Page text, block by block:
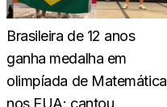
Brasileira de 12 anos
ganha medalha em
olimpíada de Matemática
nos EUA: cantou